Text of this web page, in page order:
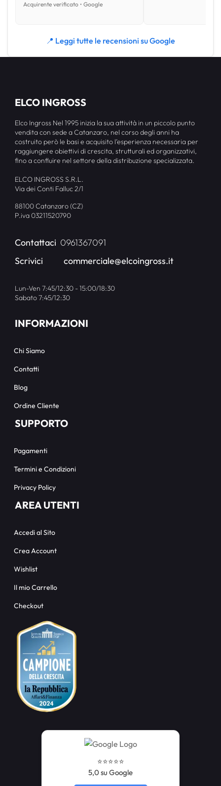
Acquirente verificato • Google
📍 Leggi tutte le recensioni su Google
ELCO INGROSS
Elco Ingross Nel 1995 inizia la sua attività in un piccolo punto
vendita con sede a Catanzaro, nel corso degli anni ha
costruito però le basi e acquisito l’esperienza necessaria per
raggiungere obiettivi di crescita, strutturali ed organizzativi,
fino a confluire nel settore della distribuzione specializzata.
ELCO INGROSS S.R.L.
Via dei Conti Falluc 2/1
88100 Catanzaro (CZ)
P.iva 03211520790
Contattaci 0961367091
Scrivici
commerciale@elcoingross.it
Lun-Ven 7:45/12:30 - 15:00/18:30
Sabato 7:45/12:30
INFORMAZIONI
Chi Siamo
Contatti
Blog
Ordine Cliente
SUPPORTO
Pagamenti
Termini e Condizioni
Privacy Policy
AREA UTENTI
Accedi al Sito
Crea Account
Wishlist
Il mio Carrello
Checkout
⭐️⭐️⭐️⭐️⭐️
5,0 su Google